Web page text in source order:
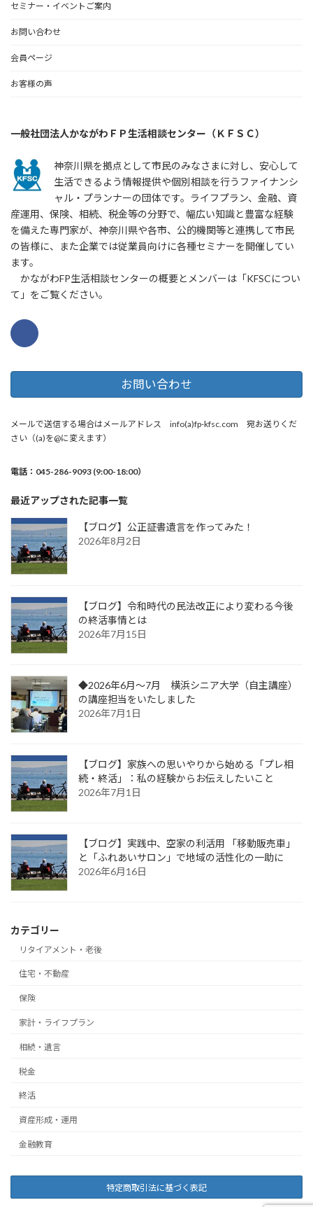
セミナー・イベントご案内
お問い合わせ
会員ページ
お客様の声
一般社団法人かながわＦＰ生活相談センター（ＫＦＳＣ）
神奈川県を拠点として市民のみなさまに対し、安心して
生活できるよう情報提供や個別相談を行うファイナンシ
ャル・プランナーの団体です。ライフプラン、金融、資
産運用、保険、相続、税金等の分野で、幅広い知識と豊富な経験
を備えた専門家が、神奈川県や各市、公的機関等と連携して市民
の皆様に、また企業では従業員向けに各種セミナーを開催してい
ます。
かながわFP生活相談センターの概要とメンバーは「KFSCについ
て」をご覧ください。
お問い合わせ
メールで送信する場合はメールアドレス info(a)fp-kfsc.com 宛お送りくだ
さい（(a)を@に変えます）
電話：045-286-9093 (9:00-18:00）
最近アップされた記事一覧
【ブログ】公正証書遺言を作ってみた！
2026年8月2日
【ブログ】令和時代の民法改正により変わる今後
の終活事情とは
2026年7月15日
◆2026年6月～7月 横浜シニア大学（自主講座）
の講座担当をいたしました
2026年7月1日
【ブログ】家族への思いやりから始める「プレ相
続・終活」：私の経験からお伝えしたいこと
2026年7月1日
【ブログ】実践中、空家の利活用 「移動販売車」
と「ふれあいサロン」で地域の活性化の一助に
2026年6月16日
カテゴリー
リタイアメント・老後
住宅・不動産
保険
家計・ライフプラン
相続・遺言
税金
終活
資産形成・運用
金融教育
特定商取引法に基づく表記